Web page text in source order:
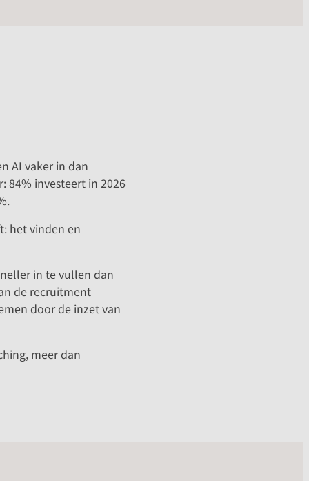
AI vaker in dan
84% investeert in 2026
het vinden en
in te vullen dan
de recruitment
door de inzet van
meer dan